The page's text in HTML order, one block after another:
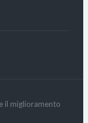
il miglioramento